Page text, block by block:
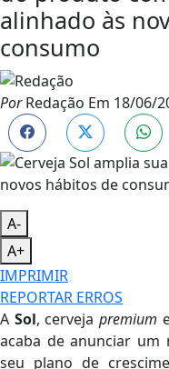
alinhado às
consumo
PorRedação Em 18/06/
A-
A+
IMPRIMIR
REPORTAR ERROS
A Sol, cerveja premium
acaba de anunciar
seu plano de